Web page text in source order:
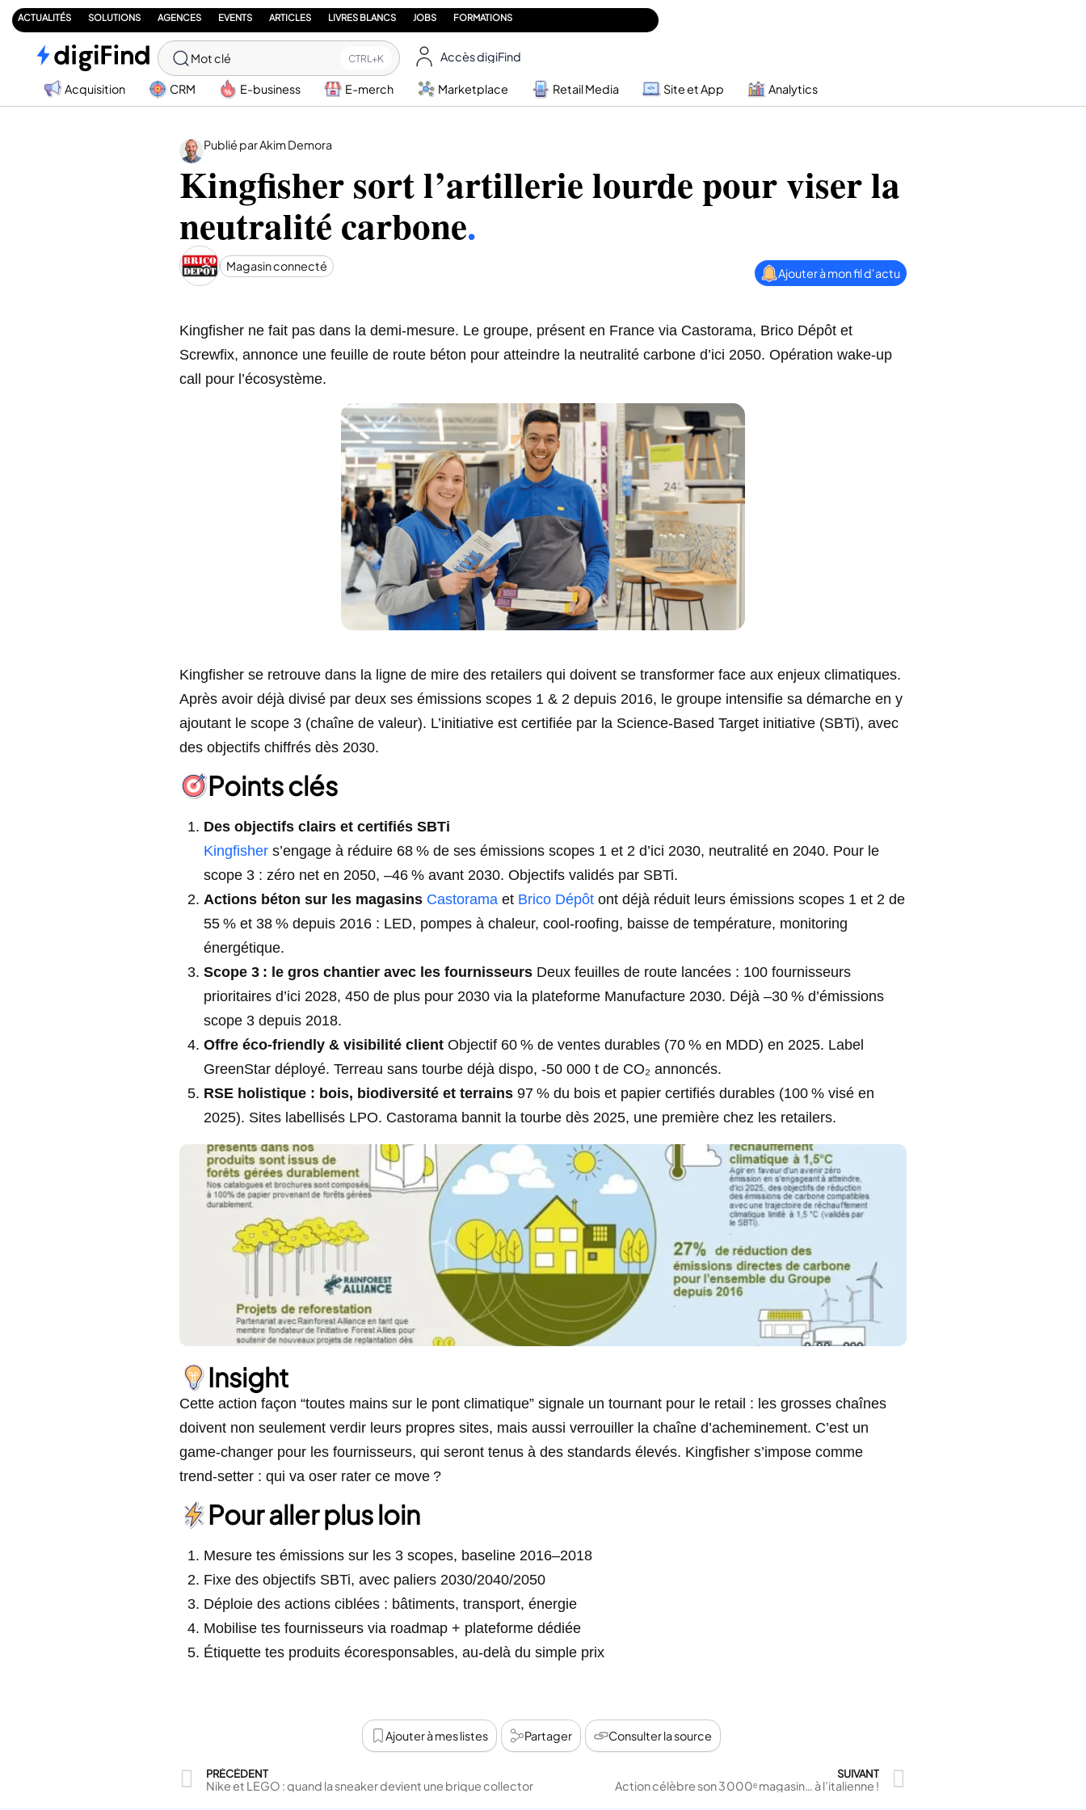
ACTUALITÉS SOLUTIONS AGENCES EVENTS ARTICLES LIVRES BLANCS JOBS FORMATIONS
Mot clé CTRL+K Accès digiFind
Acquisition CRM E-business E-merch Marketplace Retail Media Site et App Analytics
Publié par Akim Demora
Kingfisher sort l’artillerie lourde pour viser la
neutralité carbone.
Magasin connecté Ajouter à mon fil d'actu
Kingfisher ne fait pas dans la demi-mesure. Le groupe, présent en France via Castorama, Brico Dépôt et
Screwfix, annonce une feuille de route béton pour atteindre la neutralité carbone d’ici 2050. Opération wake-up
call pour l’écosystème.
Kingfisher se retrouve dans la ligne de mire des retailers qui doivent se transformer face aux enjeux climatiques.
Après avoir déjà divisé par deux ses émissions scopes 1 & 2 depuis 2016, le groupe intensifie sa démarche en y
ajoutant le scope 3 (chaîne de valeur). L’initiative est certifiée par la Science-Based Target initiative (SBTi), avec
des objectifs chiffrés dès 2030.
Points clés
Des objectifs clairs et certifiés SBTi
Kingfisher s’engage à réduire 68 % de ses émissions scopes 1 et 2 d’ici 2030, neutralité en 2040. Pour le
scope 3 : zéro net en 2050, –46 % avant 2030. Objectifs validés par SBTi.
Actions béton sur les magasins Castorama et Brico Dépôt ont déjà réduit leurs émissions scopes 1 et 2 de
55 % et 38 % depuis 2016 : LED, pompes à chaleur, cool-roofing, baisse de température, monitoring
énergétique.
Scope 3 : le gros chantier avec les fournisseurs Deux feuilles de route lancées : 100 fournisseurs
prioritaires d’ici 2028, 450 de plus pour 2030 via la plateforme Manufacture 2030. Déjà –30 % d’émissions
scope 3 depuis 2018.
Offre éco-friendly & visibilité client Objectif 60 % de ventes durables (70 % en MDD) en 2025. Label
GreenStar déployé. Terreau sans tourbe déjà dispo, -50 000 t de CO₂ annoncés.
RSE holistique : bois, biodiversité et terrains 97 % du bois et papier certifiés durables (100 % visé en
2025). Sites labellisés LPO. Castorama bannit la tourbe dès 2025, une première chez les retailers.
Insight
Cette action façon “toutes mains sur le pont climatique” signale un tournant pour le retail : les grosses chaînes
doivent non seulement verdir leurs propres sites, mais aussi verrouiller la chaîne d’acheminement. C’est un
game‑changer pour les fournisseurs, qui seront tenus à des standards élevés. Kingfisher s’impose comme
trend‑setter : qui va oser rater ce move ?
Pour aller plus loin
Mesure tes émissions sur les 3 scopes, baseline 2016–2018
Fixe des objectifs SBTi, avec paliers 2030/2040/2050
Déploie des actions ciblées : bâtiments, transport, énergie
Mobilise tes fournisseurs via roadmap + plateforme dédiée
Étiquette tes produits écoresponsables, au-delà du simple prix
Ajouter à mes listes Partager Consulter la source
PRÉCÉDENT
Nike et LEGO : quand la sneaker devient une brique collector
SUIVANT
Action célèbre son 3 000ᵉ magasin… à l’italienne !